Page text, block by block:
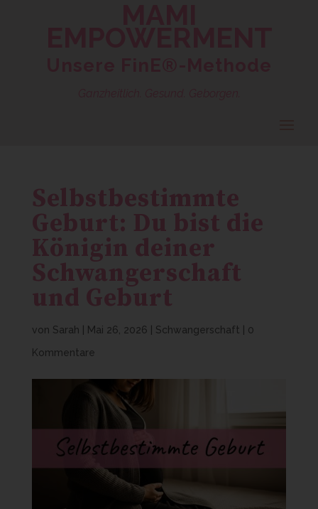
Selbstbestimmte
Geburt: Du bist die
Königin deiner
Schwangerschaft
und Geburt
von Sarah Mai 26, 2026 Schwangerschaft
0
Kommentare